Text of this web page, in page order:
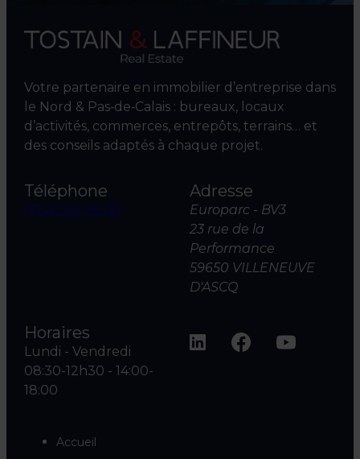
Votre partenaire en immobilier d’entreprise dans
le Nord & Pas‑de‑Calais : bureaux, locaux
d’activités, commerces, entrepôts, terrains… et
des conseils adaptés à chaque projet.
Téléphone
03 20 04 06 00
Adresse
Europarc - BV3
23 rue de la
Performance
59650 VILLENEUVE
D'ASCQ
Horaires
Lundi - Vendredi
08:30-12h30 - 14:00-
18:00
Accueil